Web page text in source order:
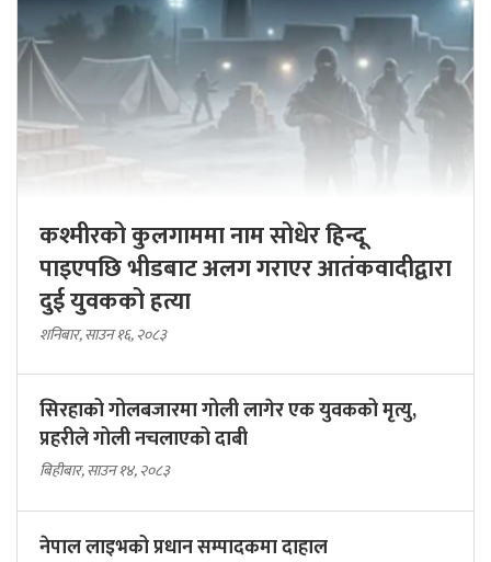
कश्मीरको कुलगाममा नाम सोधेर हिन्दू
पाइएपछि भीडबाट अलग गराएर आतंकवादीद्वारा
दुई युवकको हत्या
शनिबार, साउन १६, २०८३
सिरहाको गोलबजारमा गोली लागेर एक युवकको मृत्यु,
प्रहरीले गोली नचलाएको दाबी
बिहीबार, साउन १४, २०८३
नेपाल लाइभको प्रधान सम्पादकमा दाहाल